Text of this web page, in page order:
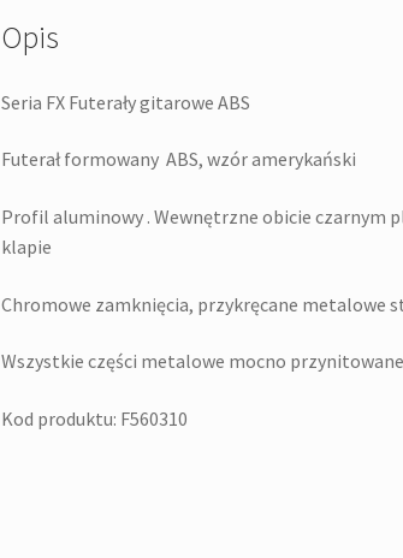
Opis
Seria FX Futerały gitarowe ABS
Futerał formowany ABS, wzór amerykański
Profil aluminowy . Wewnętrzne obicie czarnym
klapie
Chromowe zamknięcia, przykręcane metalowe
Wszystkie części metalowe mocno przynitowane
Kod produktu: F560310